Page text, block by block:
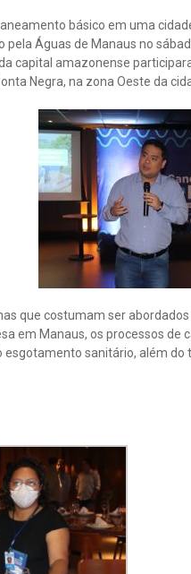
básico em uma
Águas de Manaus no
capital amazonense
Negra, na zona Oeste da
que costumam ser
em Manaus, os processos
sanitário, além